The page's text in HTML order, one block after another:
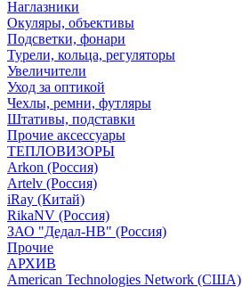
Наглазники
Окуляры, объективы
Подсветки, фонари
Турели, кольца, регуляторы
Увеличители
Уход за оптикой
Чехлы, ремни, футляры
Штативы, подставки
Прочие аксессуары
ТЕПЛОВИЗОРЫ
Arkon (Россия)
Artelv (Россия)
iRay (Китай)
RikaNV (Россия)
ЗАО "Дедал-НВ" (Россия)
Прочие
АРХИВ
American Technologies Network (США)